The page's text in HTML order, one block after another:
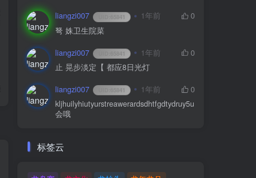
最新CRMEB商城多商户java版源码v1.6版本+前端uniapp 新版彩虹工具网源码 全新界面 支持插件扩展
liangzi007 65841 1年前
0
弩 姝卫生院菜
liangzi007 65841 1年前
0
止 晃步淡定【 都应8日光灯
liangzi007 65841 1年前
0
kljhuilyhiutyurstreawerardsdhtfgdtydruy5u
会哦
标签云